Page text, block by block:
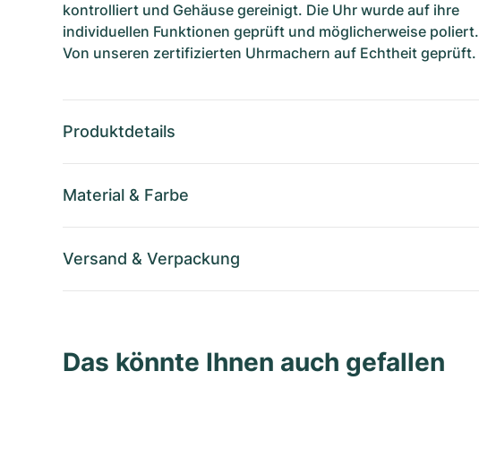
kontrolliert und Gehäuse gereinigt. Die Uhr wurde auf ihre
individuellen Funktionen geprüft und möglicherweise poliert.
Von unseren zertifizierten Uhrmachern auf Echtheit geprüft.
Produktdetails
Material & Farbe
Versand & Verpackung
Das könnte Ihnen auch gefallen